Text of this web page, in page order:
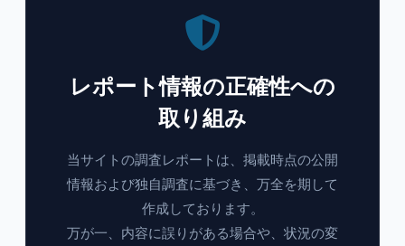
レポート情報の正確性への
取り組み
当サイトの調査レポートは、掲載時点の公開
情報および独自調査に基づき、万全を期して
作成しております。
万が一、内容に誤りがある場合や、状況の変